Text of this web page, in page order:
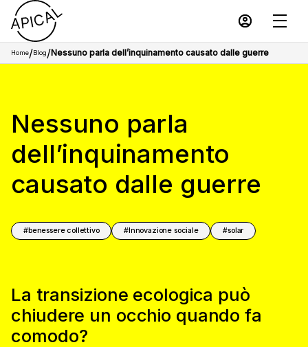
Home/Blog/Nessuno parla dell’inquinamento causato dalle guerre
Nessuno parla
dell’inquinamento
causato dalle guerre
benessere collettivo Innovazione sociale solar
La transizione ecologica può
chiudere un occhio quando fa
comodo?